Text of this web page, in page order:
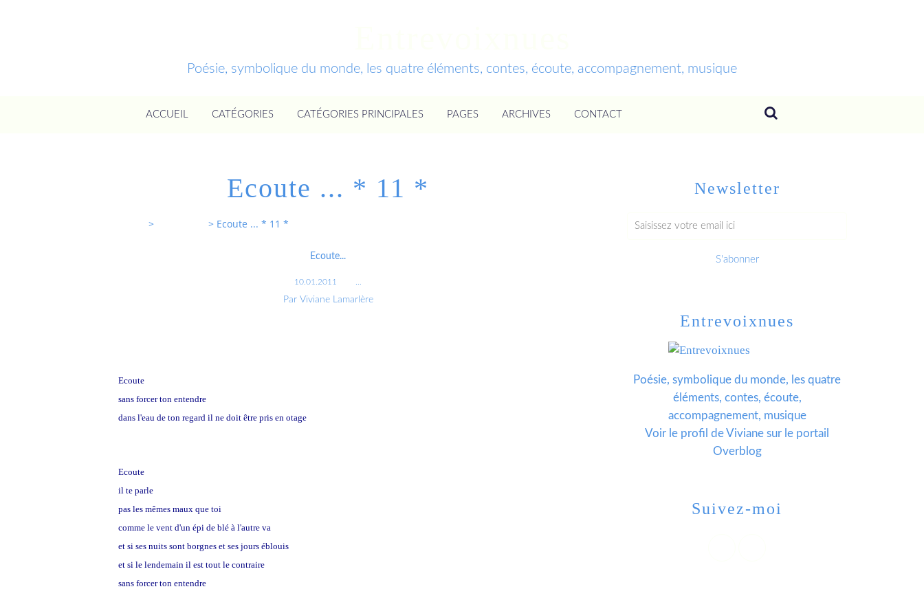
Poésie, symbolique du monde, les quatre éléments, contes, écoute, accompagnement, musique
ACCUEIL CATÉGORIES CATÉGORIES PRINCIPALES PAGES ARCHIVES CONTACT
Ecoute ... * 11 *
> > Ecoute ... * 11 *
Ecoute...
10.01.2011
Par Viviane Lamarlère
Ecoute
sans forcer ton entendre
dans l'eau de ton regard il ne doit être pris en otage
Ecoute
il te parle
pas les mêmes maux que toi
comme le vent d'un épi de blé à l'autre va
et si ses nuits sont borgnes et ses jours éblouis
et si le lendemain il est tout le contraire
sans forcer ton entendre
Newsletter
Entrevoixnues
Poésie, symbolique du monde, les quatre
éléments, contes, écoute,
accompagnement, musique
Voir le profil deViviane sur le portail
Overblog
Suivez-moi